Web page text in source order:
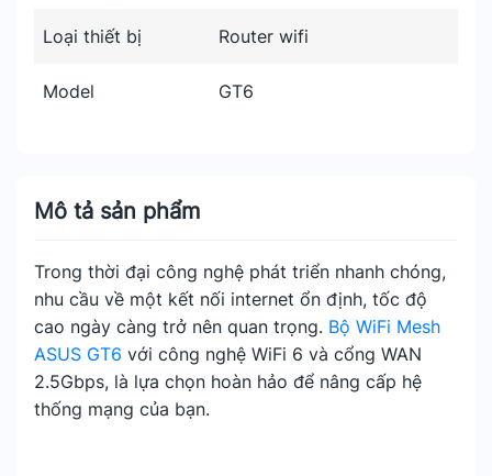
Mô tả sản phẩm
Trong thời đại công nghệ phát triển nhanh chóng,
nhu cầu về một kết nối internet ổn định, tốc độ
cao ngày càng trở nên quan trọng. Bộ WiFi Mesh
ASUS GT6 với công nghệ WiFi 6 và cổng WAN
2.5Gbps, là lựa chọn hoàn hảo để nâng cấp hệ
thống mạng của bạn.
Loại thiết bị Router wifi
Model GT6